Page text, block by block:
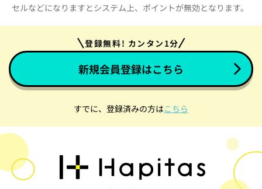
セルなどになりますとシステム上、ポイントが無効となります。
登録無料! カンタン1分
新規会員登録はこちら
すでに、登録済みの方はこちら